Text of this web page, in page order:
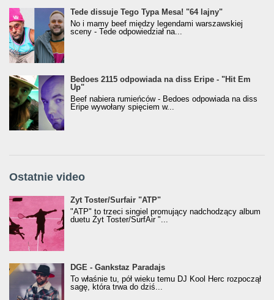
Tede dissuje Tego Typa Mesa! "64 lajny"
No i mamy beef między legendami warszawskiej
sceny - Tede odpowiedział na...
Bedoes 2115 odpowiada na diss Eripe - "Hit Em
Up"
Beef nabiera rumieńców - Bedoes odpowiada na diss
Eripe wywołany spięciem w...
Ostatnie video
Żyt Toster/SurfAir - ATP VIDEO
Żyt Toster/Surfair "ATP"
"ATP" to trzeci singiel promujący nadchodzący album
duetu Żyt Toster/SurfAir "...
donGURALesko z nagrodą za
Klasyczny/Trueschoolowy Album Roku
(Popkillery 2023)
DGE - Gankstaz Paradajs
To właśnie tu, pół wieku temu DJ Kool Herc rozpoczął
sagę, która trwa do dziś...